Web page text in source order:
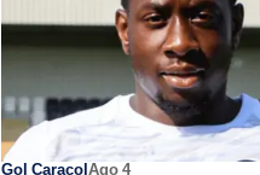
Gol CaracolAgo 4